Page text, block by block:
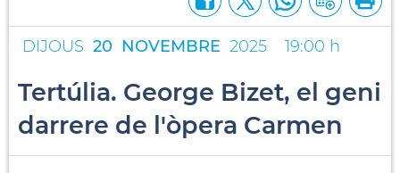
DIJOUS 20 NOVEMBRE 2025 19:00 h
Tertúlia. George Bizet, el geni
darrere de l'òpera Carmen